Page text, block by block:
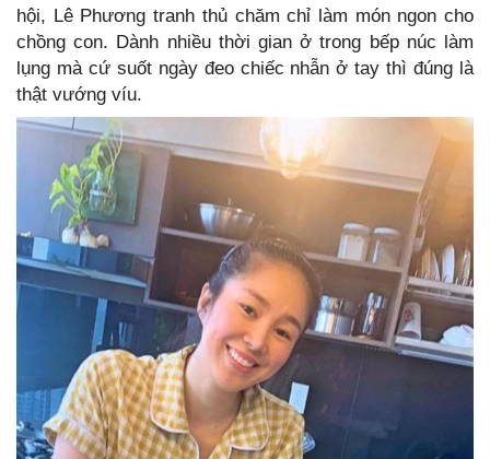
hội, Lê Phương tranh thủ chăm chỉ làm món ngon cho
chồng con. Dành nhiều thời gian ở trong bếp núc làm
lụng mà cứ suốt ngày đeo chiếc nhẫn ở tay thì đúng là
thật vướng víu.